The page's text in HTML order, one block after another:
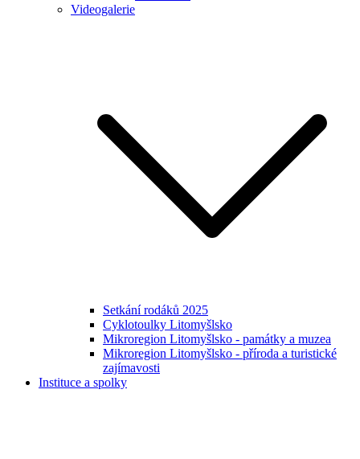
Videogalerie
Setkání rodáků 2025
Cyklotoulky Litomyšlsko
Mikroregion Litomyšlsko - památky a muzea
Mikroregion Litomyšlsko - příroda a turistické
zajímavosti
Instituce a spolky